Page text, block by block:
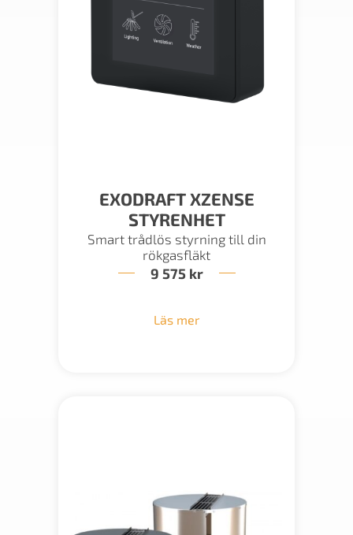
EXODRAFT XZENSE
STYRENHET
Smart trådlös styrning till din
rökgasfläkt
9 575 kr
Läs mer